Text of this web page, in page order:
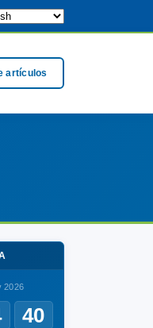
artículos
2026
40